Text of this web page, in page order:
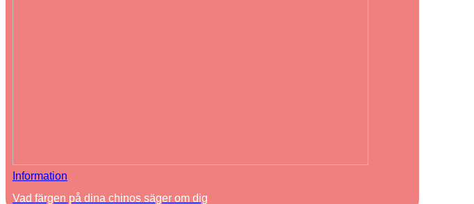
Information
Vad färgen på dina chinos säger om dig